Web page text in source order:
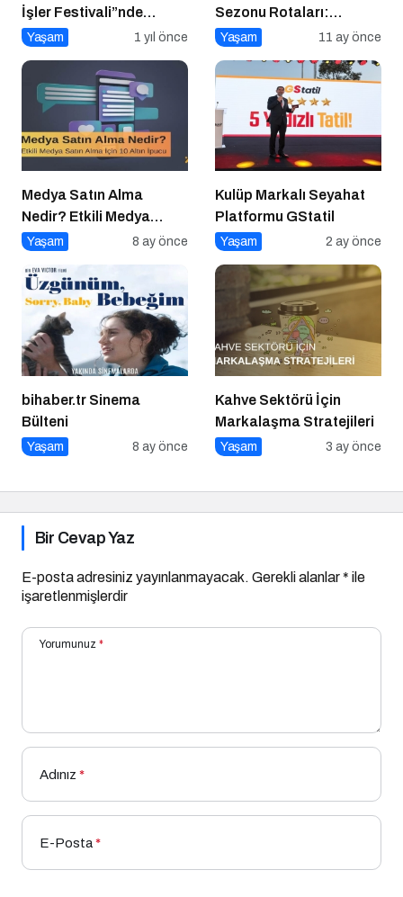
İşler Festivali”nde
Buluştu
Yaşam 1 yıl önce
Sezonu Rotaları:
Atina’dan Cidde’ye
Yaşam 11 ay önce
Medya Satın Alma
Nedir? Etkili Medya
Satın Alma İçin 10 Altın
Yaşam 8 ay önce
Kulüp Markalı Seyahat
Platformu GStatil
Yaşam 2 ay önce
bihaber.tr Sinema
Bülteni
Yaşam 8 ay önce
Kahve Sektörü İçin
Markalaşma Stratejileri
Yaşam 3 ay önce
Bir Cevap Yaz
E-posta adresiniz yayınlanmayacak. Gerekli alanlar* ile
işaretlenmişlerdir
Yorumunuz *
Adınız *
E-Posta*